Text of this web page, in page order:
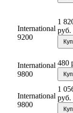
International
9200
1
руб.
International
9800
480
International
9800
1
руб.